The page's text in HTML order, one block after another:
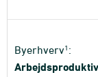
Byerhverv1 :